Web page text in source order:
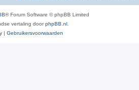
® Forum Software © phpBB Limited
vertaling doorphpBB.nl
| Gebruikersvoorwaarden